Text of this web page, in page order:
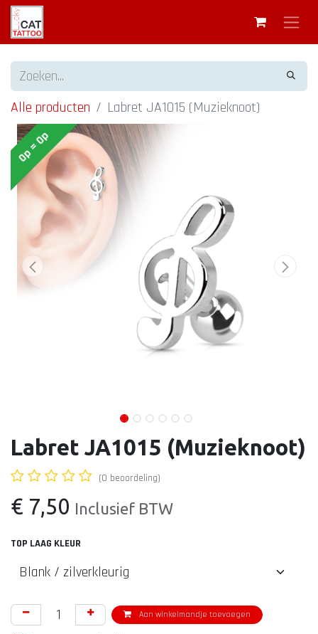
Alle producten Labret JA1015 (Muzieknoot)
Op = Op
Labret JA1015 (Muzieknoot)
(0 beoordeling)
€ 7,50 Inclusief BTW
TOP LAAG KLEUR
Aan winkelmandje toevoegen